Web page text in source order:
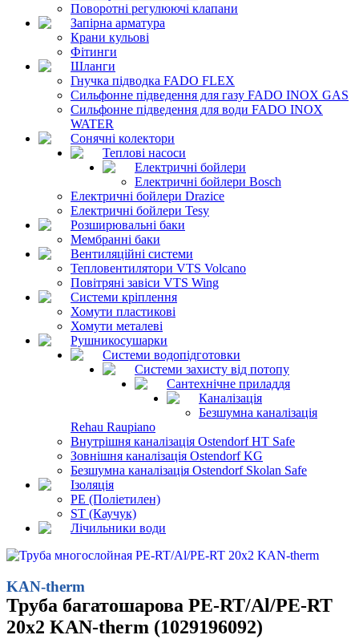
Поворотні регулюючі клапани
Запірна арматура
Крани кульові
Фітинги
Шланги
Гнучка підводка FADO FLEX
Сильфонне підведення для газу FADO INOX GAS
Сильфонне підведення для води FADO INOX
WATER
Сонячні колектори
Теплові насоси
Електричні бойлери
Електричні бойлери Bosch
Електричні бойлери Drazice
Електричні бойлери Tesy
Розширювальні баки
Мембранні баки
Вентиляційні системи
Тепловентилятори VTS Volcano
Повітряні завіси VTS Wing
Системи кріплення
Хомути пластикові
Хомути металеві
Рушникосушарки
Системи водопідготовки
Системи захисту від потопу
Сантехнічне приладдя
Каналізація
Безшумна каналізація
Rehau Raupiano
Внутрішня каналізація Ostendorf HT Safe
Зовнішня каналізація Ostendorf KG
Безшумна каналізація Ostendorf Skolan Safe
Ізоляція
PE (Поліетилен)
ST (Каучук)
Лічильники води
KAN-therm
Труба багатошарова PE-RT/Al/PE-RT
20x2 KAN-therm (1029196092)